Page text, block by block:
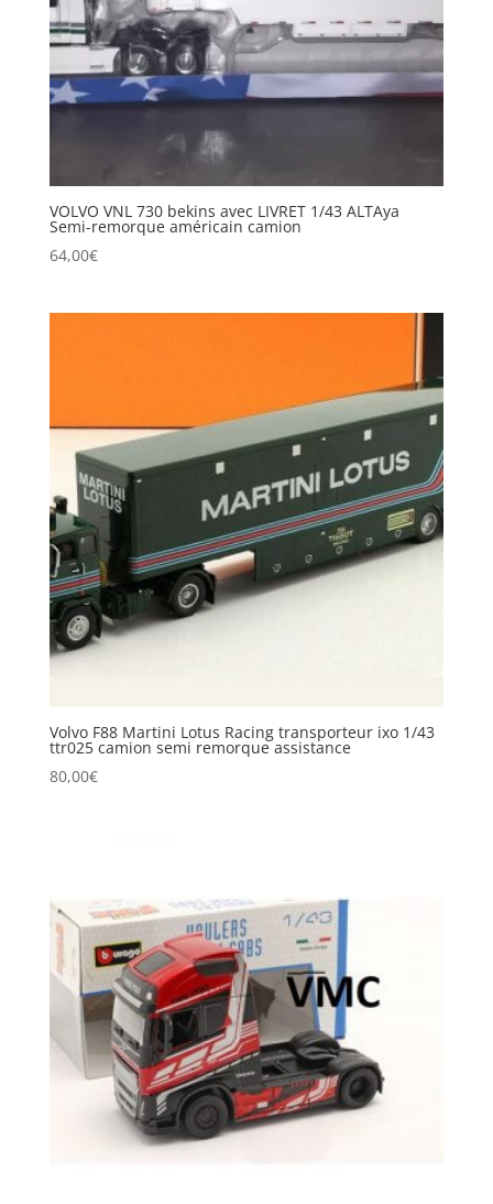
VOLVO VNL 730 bekins avec LIVRET 1/43 ALTAya
Semi-remorque américain camion
64,00€
Volvo F88 Martini Lotus Racing transporteur ixo 1/43
ttr025 camion semi remorque assistance
80,00€